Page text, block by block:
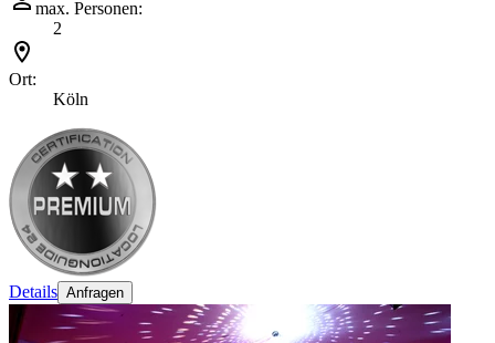
max. Personen:
2
Ort:
Köln
Details Anfragen